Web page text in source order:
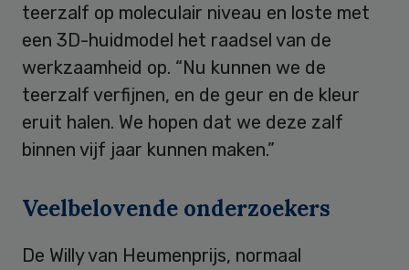
teerzalf op moleculair niveau en loste met
een 3D-huidmodel het raadsel van de
werkzaamheid op. “Nu kunnen we de
teerzalf verfijnen, en de geur en de kleur
eruit halen. We hopen dat we deze zalf
binnen vijf jaar kunnen maken.”
Veelbelovende onderzoekers
De Willy van Heumenprijs, normaal